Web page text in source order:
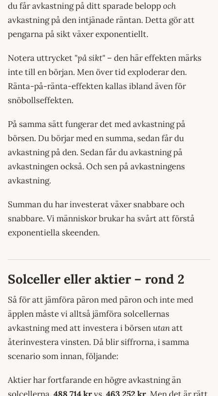
du får avkastning på ditt sparade beloppoch
avkastning på den intjänade räntan. Detta gör att
pengarna på sikt växer exponentiellt.
Notera uttrycket "på sikt" – den här effekten märks
inte till en början. Men över tid exploderar den.
Ränta-på-ränta-effekten kallas ibland även för
snöbollseffekten.
På samma sätt fungerar det med avkastning på
börsen. Du börjar med en summa, sedan får du
avkastning på den. Sedan får du avkastning på
avkastningen också. Och sen på avkastningens
avkastning.
Summan du har investerat växer snabbare och
snabbare. Vi människor brukar ha svårt att förstå
exponentiella skeenden.
Solceller eller aktier – rond 2
Så för att jämföra päron med päron och inte med
äpplen måste vi alltså jämföra solcellernas
avkastning med att investera i börsenutanatt
återinvestera vinsten. Då blir siffrorna, i samma
scenario som innan, följande:
Aktier har fortfarande en högre avkastning än